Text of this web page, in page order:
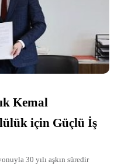
Kemal
için Güçlü İş
30 yılı aşkın süredir